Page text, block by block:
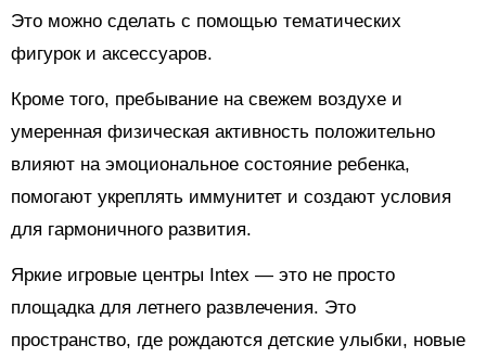
Это можно сделать с помощью тематических
фигурок и аксессуаров.
Кроме того, пребывание на свежем воздухе и
умеренная физическая активность положительно
влияют на эмоциональное состояние ребенка,
помогают укреплять иммунитет и создают условия
для гармоничного развития.
Яркие игровые центры Intex — это не просто
площадка для летнего развлечения. Это
пространство, где рождаются детские улыбки, новые